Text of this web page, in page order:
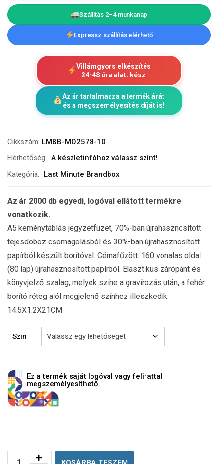
Szállítás 2–4 munkanap
Expressz szállítás elérhető
Villámgyors elkészítés
24-48 óra alatt kész
Az ár tartalmazza a termék árát
és a megszemélyesítés díját is!
Cikkszám: LMBB-MO2578-10
Elérhetőség: A készletinfóhoz válassz színt!
Kategória:
Last Minute Brandbox
Az ár 2000 db egyedi, logóval ellátott termékre
vonatkozik.
A5 keménytáblás jegyzetfüzet, 70%-ban újrahasznosított
tejesdoboz csomagolásból és 30%-ban újrahasznosított
papírból készült borítóval. Cérnafűzött. 160 vonalas oldal
(80 lap) újrahasznosított papírból. Elasztikus zárópánt és
könyvjelző szalag, melyek színe a gravírozás után, a fehér
borító réteg alól megjelenő színhez illeszkedik.
14.5X1.2X21CM
Szín
Ez a termék saját logóval vagy felirattal
megszemélyesíthető.